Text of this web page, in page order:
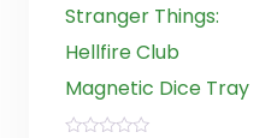
Stranger Things:
Hellfire Club
Magnetic Dice Tray